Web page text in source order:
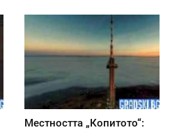
Местността „Копитото“: